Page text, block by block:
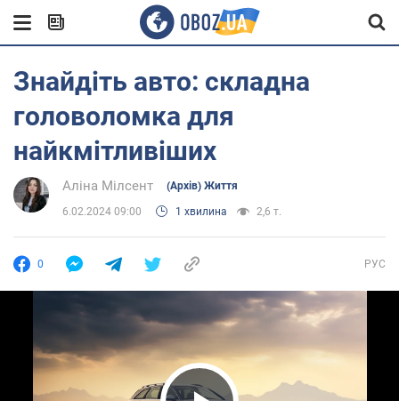
Знайдіть авто: складна
головоломка для
найкмітливіших
Аліна Мілсент (Архів) Життя
6.02.2024 09:00 1 хвилина 2,6 т.
0 РУС